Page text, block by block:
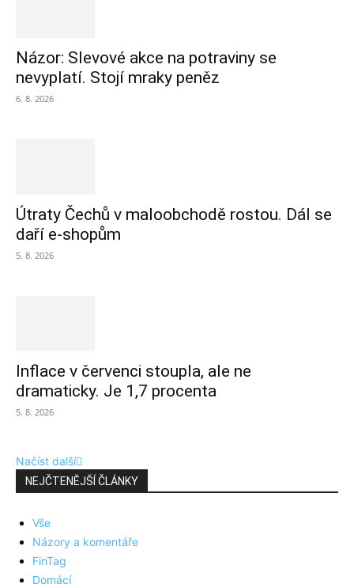
Názor: Slevové akce na potraviny se
nevyplatí. Stojí mraky peněz
6. 8. 2026
Útraty Čechů v maloobchodě rostou. Dál se
daří e-shopům
5. 8. 2026
Inflace v červenci stoupla, ale ne
dramaticky. Je 1,7 procenta
5. 8. 2026
Načíst další
NEJČTENĚJŠÍ ČLÁNKY
Vše
Názory a komentáře
FinTag
Domácí